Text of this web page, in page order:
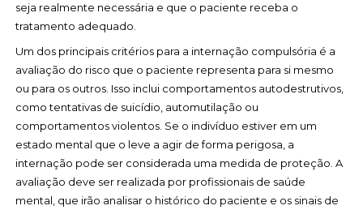
seja realmente necessária e que o paciente receba o
tratamento adequado.
Um dos principais critérios para a internação compulsória é a
avaliação do risco que o paciente representa para si mesmo
ou para os outros. Isso inclui comportamentos autodestrutivos,
como tentativas de suicídio, automutilação ou
comportamentos violentos. Se o indivíduo estiver em um
estado mental que o leve a agir de forma perigosa, a
internação pode ser considerada uma medida de proteção. A
avaliação deve ser realizada por profissionais de saúde
mental, que irão analisar o histórico do paciente e os sinais de